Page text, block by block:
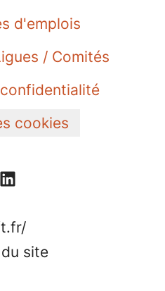
d'emplois
/ Comités
cookies
site